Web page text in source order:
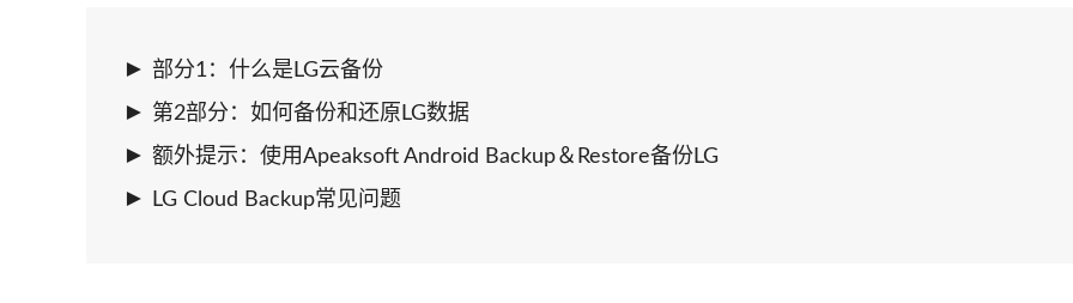
部分1：什么是LG云备份
第2部分：如何备份和还原LG数据
额外提示：使用Apeaksoft Android Backup＆Restore备份LG
LG Cloud Backup常见问题